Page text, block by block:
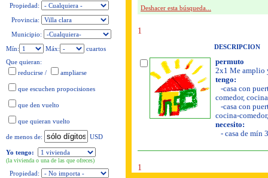
Propiedad:
Provincia:
Municipio:
Mín:
Máx:
cuartos
Que quieran:
reducirse / ampliarse
que escuchen propocisiones
que den vuelto
que quieran vuelto
de menos de: USD
Yo tengo:
(la vivienda o una de las que ofreces)
Propiedad:
Deshacer esta búsqueda...
1
DESCRIPCION
permuto
2x1 Me amplio
tengo:
-casa con
comedor,
-casa con
cocina-
necesito:
- casa de mín
1